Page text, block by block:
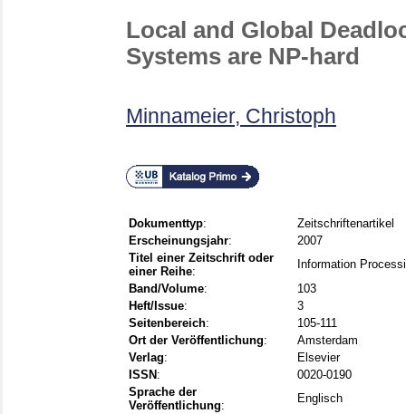
Local and Global
Systems are NP-hard
Minnameier, Christoph
Dokumenttyp:
Zeitschriftenartikel
Erscheinungsjahr:
2007
Titel einer Zeitschrift oder
einer Reihe:
Information
Band/Volume:
103
Heft/Issue:
3
Seitenbereich:
105-111
Ort der Veröffentlichung:
Amsterdam
Verlag:
Elsevier
ISSN :
0020-0190
Sprache der
Veröffentlichung:
Englisch